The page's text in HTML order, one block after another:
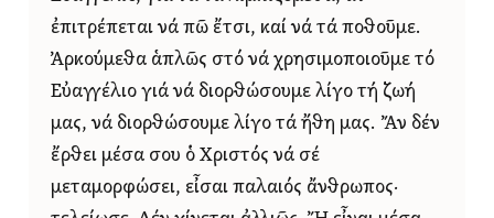
ἐπιτρέπεται νά πῶ ἔτσι, καί νά τά ποθοῦμε.
Ἀρκούμεθα ἁπλῶς στό νά χρησιμοποιοῦμε τό
Εὐαγγέλιο γιά νά διορθώσουμε λίγο τή ζωή
μας, νά διορθώσουμε λίγο τά ἤθη μας. Ἄν δέν
ἔρθει μέσα σου ὁ Χριστός νά σέ
μεταμορφώσει, εἶσαι παλαιός ἄνθρωπος·